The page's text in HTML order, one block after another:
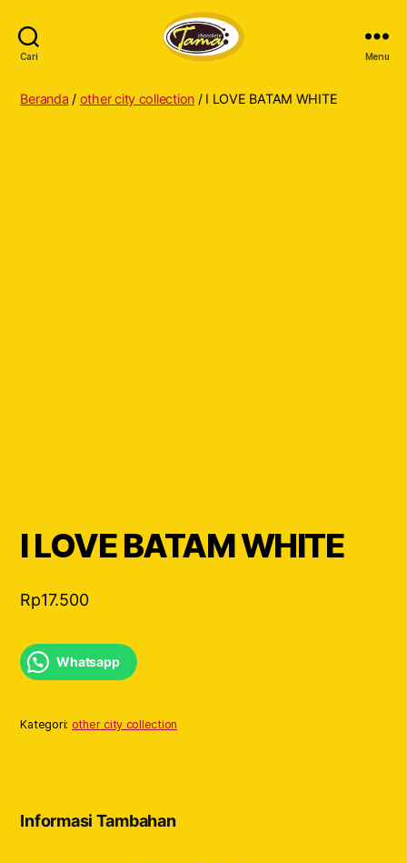
Cari
Cokelat
Menu
Beranda / other city collection / I LOVE BATAM WHITE
I LOVE BATAM WHITE
Rp17.500
Whatsapp
Kategori: other city collection
Informasi Tambahan